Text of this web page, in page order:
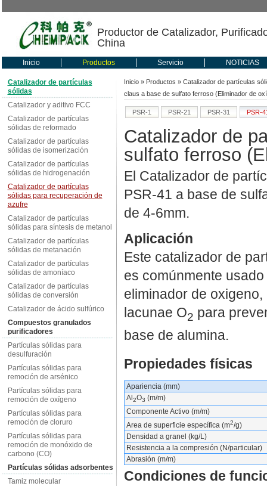
Productor de Catalizador,
China
Inicio Productos Servicio NOTICIAS
Catalizador de partículas
sólidas
Catalizador y aditivo FCC
Catalizador de partículas
sólidas de reformado
Catalizador de partículas
sólidas de isomerización
Catalizador de partículas
sólidas de hidrogenación
Catalizador de partículas
sólidas para recuperación de
azufre
Catalizador de partículas
sólidas para síntesis de metanol
Catalizador de partículas
sólidas de metanación
Catalizador de partículas
sólidas de amoníaco
Catalizador de partículas
sólidas de conversión
Catalizador de ácido sulfúrico
Compuestos granulados
purificadores
Partículas sólidas para
desulfuración
Partículas sólidas para
remoción de arsénico
Partículas sólidas para
remoción de oxígeno
Partículas sólidas para
remoción de cloruro
Partículas sólidas para
remoción de monóxido de
carbono (CO)
Partículas sólidas adsorbentes
Tamiz molecular
Inicio» Productos » Catalizador de partículas
claus a base de sulfato ferroso (Eliminador de
PSR-1 PSR-21 PSR-31 PSR-
Catalizador de
sulfato ferroso
El Catalizador de
PSR-41 a base de
de 4-6mm.
Aplicación
Este catalizador de
es comúnmente
eliminador de
lacunae O2 para
base de alumina.
Propiedades físicas
Apariencia (mm)
Al2O3 (m/m)
Componente Activo (m/m)
Area de superficie específica (m2/g)
Densidad a granel (kg/L)
Resistencia a la compresión (N/particular)
Abrasión (m/m)
Condiciones de